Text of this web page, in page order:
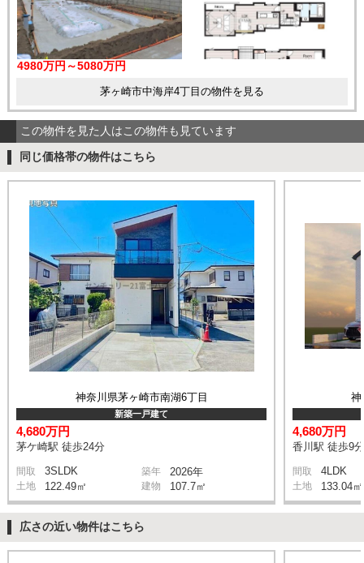
4980万円～5080万円
茅ヶ崎市中海岸4丁目の物件を見る
この物件を見た人はこの物件も見ています
同じ価格帯の物件はこちら
神奈川県茅ヶ崎市南湖6丁目
新築一戸建て
4,680万円
茅ケ崎駅 徒歩24分
間取 3SLDK 築年 2026年
土地 122.49㎡ 建物 107.7㎡
神
4,680万円
香川駅 徒歩9分
間取 4LDK
土地 133.04㎡
広さの近い物件はこちら